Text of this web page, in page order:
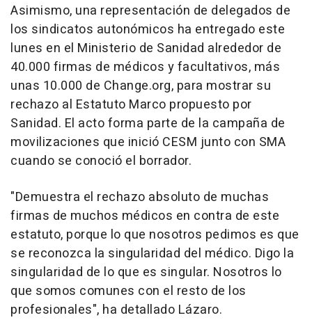
Asimismo, una representación de delegados de
los sindicatos autonómicos ha entregado este
lunes en el Ministerio de Sanidad alrededor de
40.000 firmas de médicos y facultativos, más
unas 10.000 de Change.org, para mostrar su
rechazo al Estatuto Marco propuesto por
Sanidad. El acto forma parte de la campaña de
movilizaciones que inició CESM junto con SMA
cuando se conoció el borrador.
"Demuestra el rechazo absoluto de muchas
firmas de muchos médicos en contra de este
estatuto, porque lo que nosotros pedimos es que
se reconozca la singularidad del médico. Digo la
singularidad de lo que es singular. Nosotros lo
que somos comunes con el resto de los
profesionales", ha detallado Lázaro.